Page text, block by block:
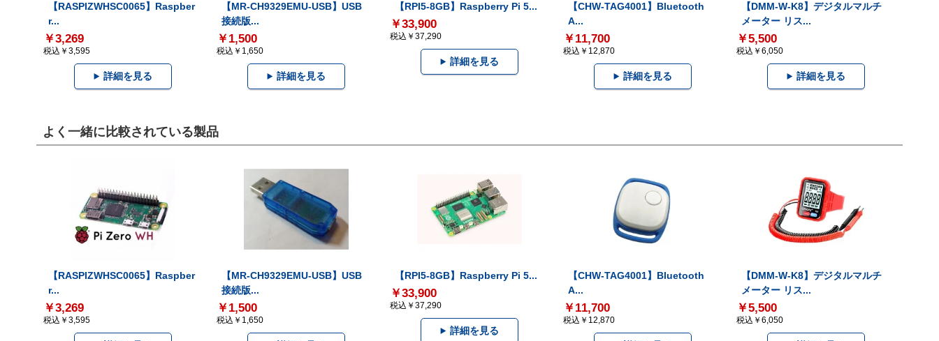
【RASPIZWHSC0065】Raspber
r...
￥3,269
税込￥3,595
詳細を見る
【MR-CH9329EMU-USB】USB
接続版...
￥1,500
税込￥1,650
詳細を見る
【RPI5-8GB】Raspberry Pi 5...
￥33,900
税込￥37,290
詳細を見る
【CHW-TAG4001】Bluetooth
A...
￥11,700
税込￥12,870
詳細を見る
【DMM-W-K8】デジタルマルチ
メーター リス...
￥5,500
税込￥6,050
詳細を見る
よく一緒に比較されている製品
【RASPIZWHSC0065】Raspber
r...
￥3,269
税込￥3,595
【MR-CH9329EMU-USB】USB
接続版...
￥1,500
税込￥1,650
【RPI5-8GB】Raspberry Pi 5...
￥33,900
税込￥37,290
詳細を見る
【CHW-TAG4001】Bluetooth
A...
￥11,700
税込￥12,870
【DMM-W-K8】デジタルマルチ
メーター リス...
￥5,500
税込￥6,050